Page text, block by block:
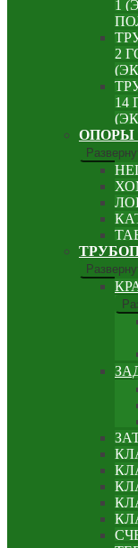
1
2
14
ОПОРЫ